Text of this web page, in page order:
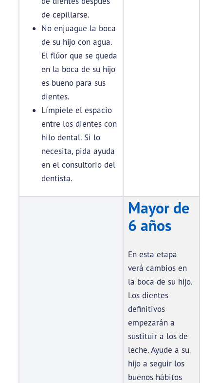
de cepillarse.
No enjuague la boca
de su hijo con agua.
El flúor que se queda
en la boca de su hijo
es bueno para sus
dientes.
Límpiele el espacio
entre los dientes con
hilo dental. Si lo
necesita, pida ayuda
en el consultorio del
dentista.
Mayor de
6 años
En esta etapa
verá cambios en
la boca de su hijo.
Los dientes
definitivos
empezarán a
sustituir a los de
leche. Ayude a su
hijo a seguir los
buenos hábitos